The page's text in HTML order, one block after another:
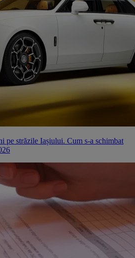
pe străzile Iașiului. Cum s-a schimbat